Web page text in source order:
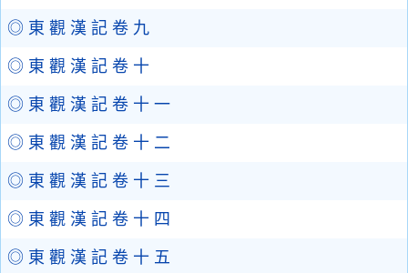
◎ 東 觀 漢 記 卷 九
◎ 東 觀 漢 記 卷 十
◎ 東 觀 漢 記 卷 十 一
◎ 東 觀 漢 記 卷 十 二
◎ 東 觀 漢 記 卷 十 三
◎ 東 觀 漢 記 卷 十 四
◎ 東 觀 漢 記 卷 十 五